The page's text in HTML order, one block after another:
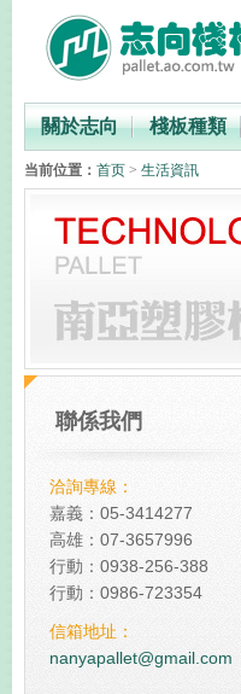
關於志向 棧板種類
当前位置： 首页 > 生活資訊
聯係我們
洽詢專線：
嘉義：05-3414277
高雄：07-3657996
行動：0938-256-388
行動：0986-723354
信箱地址：
nanyapallet@gmail.com